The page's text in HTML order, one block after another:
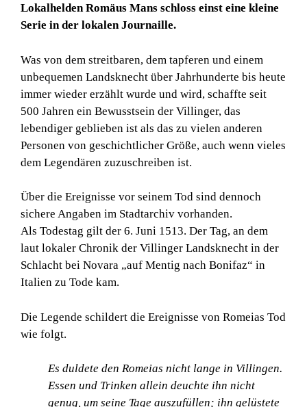
Lokalhelden Romäus Mans schloss einst eine kleine
Serie in der lokalen Journaille.
Was von dem streitbaren, dem tapferen und einem
unbequemen Landsknecht über Jahrhunderte bis heute
immer wieder erzählt wurde und wird, schaffte seit
500 Jahren ein Bewusstsein der Villinger, das
lebendiger geblieben ist als das zu vielen anderen
Personen von geschichtlicher Größe, auch wenn vieles
dem Legendären zuzuschreiben ist.
Über die Ereignisse vor seinem Tod sind dennoch
sichere Angaben im Stadtarchiv vorhanden.
Als Todestag gilt der 6. Juni 1513. Der Tag, an dem
laut lokaler Chronik der Villinger Landsknecht in der
Schlacht bei Novara „auf Mentig nach Bonifaz“ in
Italien zu Tode kam.
Die Legende schildert die Ereignisse von Romeias Tod
wie folgt.
Es duldete den Romeias nicht lange in Villingen.
Essen und Trinken allein deuchte ihn nicht
genug, um seine Tage auszufüllen; ihn gelüstete